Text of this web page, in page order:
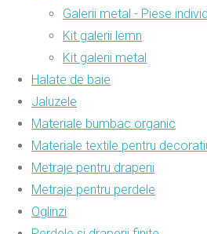
Galerii metal - Piese
Kit galerii lemn
Kit galerii metal
Halate de baie
Jaluzele
Materiale bumbac organic
Materiale textile pentru
Metraje pentru draperii
Metraje pentru perdele
Oglinzi